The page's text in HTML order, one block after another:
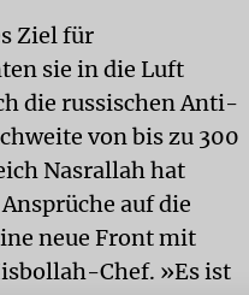
Ziel für
sie in die Luft
die russischen Anti-
von bis zu 300
Nasrallah hat
auf die
neue Front mit
Chef. »Es ist